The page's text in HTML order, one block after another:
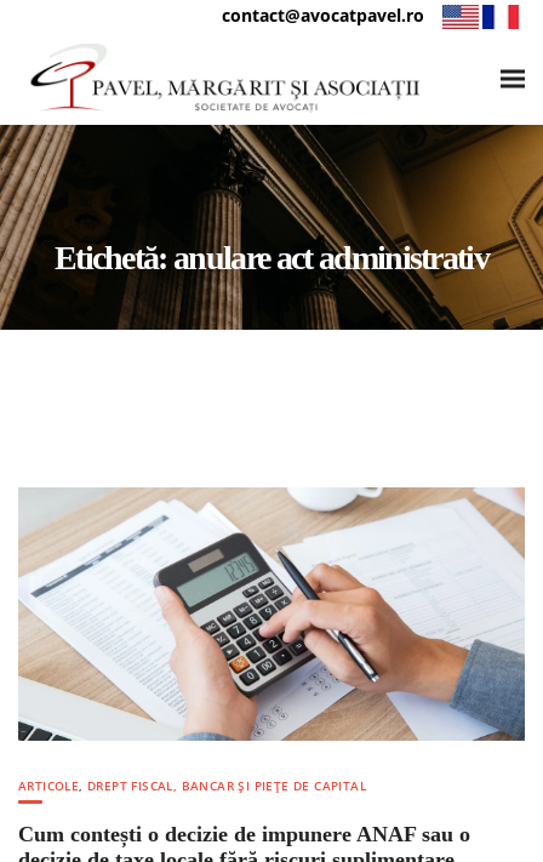
contact@avocatpavel.ro
Etichetă: anulare act administrativ
ARTICOLE, DREPT FISCAL, BANCAR ȘI PIEȚE DE CAPITAL
Cum contești o decizie de impunere ANAF sau o